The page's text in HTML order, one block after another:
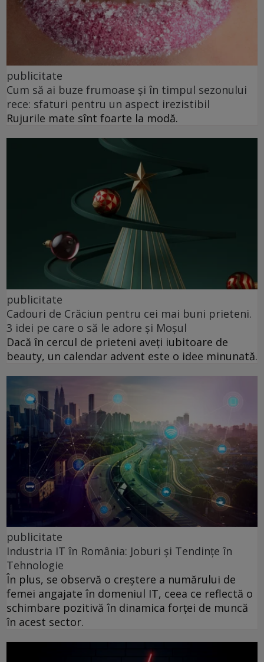
publicitate
Cum să ai buze frumoase şi în timpul sezonului
rece: sfaturi pentru un aspect irezistibil
Rujurile mate sînt foarte la modă.
publicitate
Cadouri de Crăciun pentru cei mai buni prieteni.
3 idei pe care o să le adore și Moșul
Dacă în cercul de prieteni aveți iubitoare de
beauty, un calendar advent este o idee minunată.
publicitate
Industria IT în România: Joburi și Tendințe în
Tehnologie
În plus, se observă o creștere a numărului de
femei angajate în domeniul IT, ceea ce reflectă o
schimbare pozitivă în dinamica forței de muncă
în acest sector.